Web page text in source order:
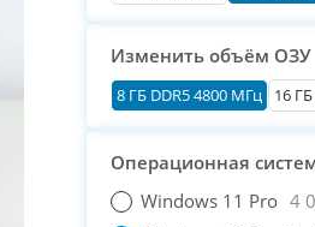
Изменить объём ОЗУ
8 ГБ DDR5 4800 МГц 16
Операционная
Windows 11 Pro 4